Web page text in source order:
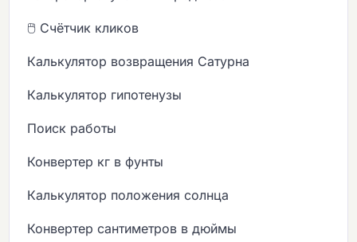
🖱️ Счётчик кликов
Калькулятор возвращения Сатурна
Калькулятор гипотенузы
Поиск работы
Конвертер кг в фунты
Калькулятор положения солнца
Конвертер сантиметров в дюймы